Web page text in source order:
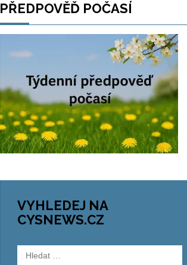
PŘEDPOVĚĎ POČASÍ
VYHLEDEJ NA
CYSNEWS.CZ
Vyhledávání